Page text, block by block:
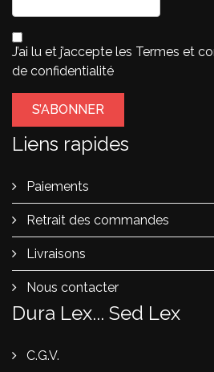
J’ai lu et j’accepte les Termes et
de confidentialité
Liens rapides
Paiements
Retrait des commandes
Livraisons
Nous contacter
Dura Lex... Sed Lex
C.G.V.